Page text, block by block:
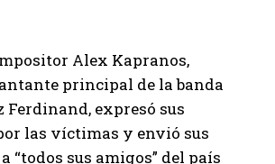
Alex Kapranos,
principal de la banda
Ferdinand, expresó sus
las víctimas y envió sus
“todos sus amigos” del país